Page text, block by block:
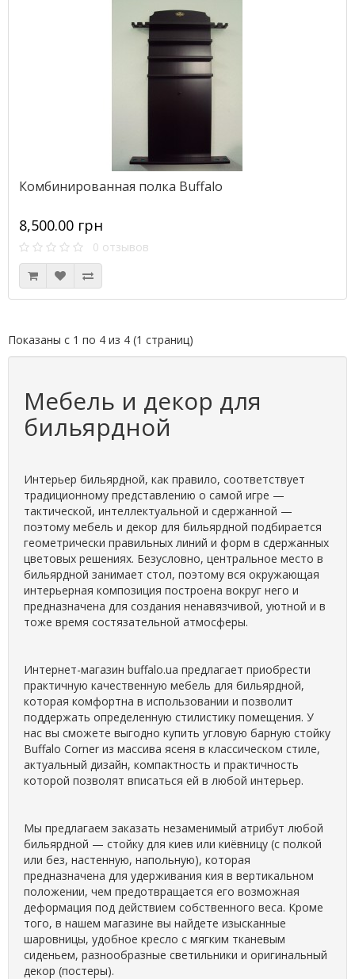
Комбинированная полка Buffalo
8,500.00 грн
0 отзывов
Показаны с 1 по 4 из 4 (1 страниц)
Мебель и декор для
бильярдной
Интерьер бильярдной, как правило, соответствует
традиционному представлению о самой игре —
тактической, интеллектуальной и сдержанной —
поэтому мебель и декор для бильярдной подбирается
геометрически правильных линий и форм в сдержанных
цветовых решениях. Безусловно, центральное место в
бильярдной занимает стол, поэтому вся окружающая
интерьерная композиция построена вокруг него и
предназначена для создания ненавязчивой, уютной и в
тоже время состязательной атмосферы.
Интернет-магазин buffalo.ua предлагает приобрести
практичную качественную мебель для бильярдной,
которая комфортна в использовании и позволит
поддержать определенную стилистику помещения. У
нас вы сможете выгодно купить угловую барную стойку
Buffalo Corner из массива ясеня в классическом стиле,
актуальный дизайн, компактность и практичность
которой позволят вписаться ей в любой интерьер.
Мы предлагаем заказать незаменимый атрибут любой
бильярдной — стойку для киев или киёвницу (с полкой
или без, настенную, напольную), которая
предназначена для удерживания кия в вертикальном
положении, чем предотвращается его возможная
деформация под действием собственного веса. Кроме
того, в нашем магазине вы найдете изысканные
шаровницы, удобное кресло с мягким тканевым
сиденьем, разнообразные светильники и оригинальный
декор (постеры).